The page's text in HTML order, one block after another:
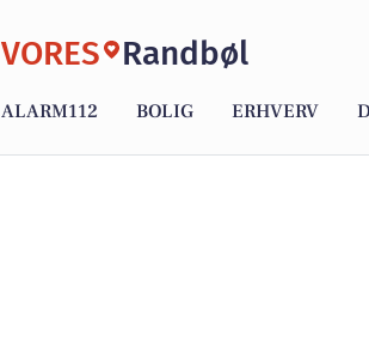
VORES Randbøl
ALARM112 BOLIG ERHVERV